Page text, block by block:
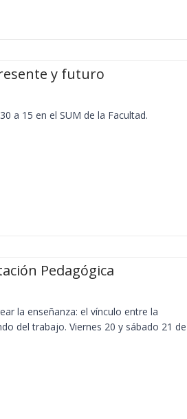
y futuro
a 15 en el SUM de la Facultad.
Pedagógica
la enseñanza: el vínculo entre la
del trabajo. Viernes 20 y sábado 21 de